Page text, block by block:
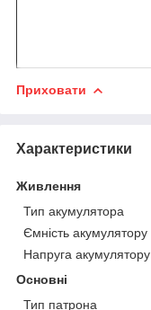
Приховати
Характеристики
Живлення
Тип акумулятора
Ємність акумулятору
Напруга акумулятору
Основні
Тип патрона